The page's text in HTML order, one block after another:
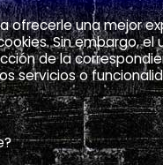
una mejor
Sin embargo,
de la
servicios o